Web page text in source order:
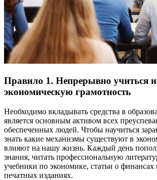
Правило 1. Непрерывно учиться и
экономическую грамотность
Необходимо вкладывать средства в
является основным активом всех
обеспеченных людей. Чтобы научиться
знать какие механизмы существуют в
влияют на нашу жизнь. Каждый день
знания, читать профессиональную
учебники по экономике, статьи о финансах
печатных изданиях.